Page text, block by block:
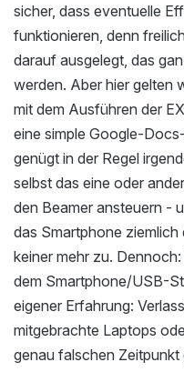
sicher, dass eventuelle
funktionieren, denn
darauf ausgelegt, das
werden. Aber hier gelten
mit dem Ausführen der
eine simple Google-
genügt in der Regel
selbst das eine oder
den Beamer ansteuern -
das Smartphone
keiner mehr zu.
dem Smartphone/USB-
eigener Erfahrung:
mitgebrachte Laptops
genau falschen Zeitpunkt